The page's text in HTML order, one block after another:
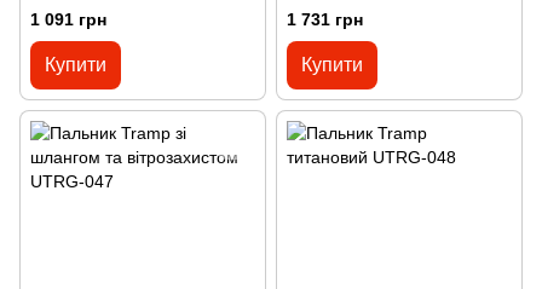
1 091 грн
Купити
вітрозахистом UTRG-046
1 731 грн
Купити